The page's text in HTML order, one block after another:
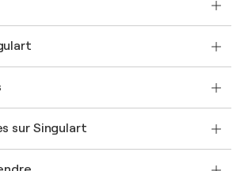
commercial
d'art original
qu'Artiste
sur Singulart